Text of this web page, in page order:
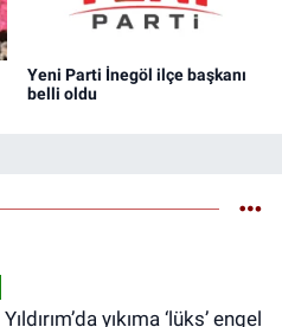
Yeni Parti İnegöl ilçe başkanı
belli oldu
Yıldırım’da yıkıma ‘lüks’ engel